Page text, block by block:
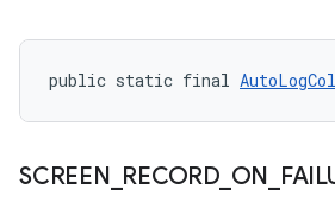
public static final
SCREEN RECORD_ ON